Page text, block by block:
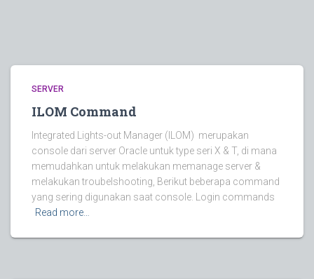
SERVER
ILOM Command
Integrated Lights-out Manager (ILOM) merupakan
console dari server Oracle untuk type seri X & T, di mana
memudahkan untuk melakukan memanage server &
melakukan troubelshooting, Berikut beberapa command
yang sering digunakan saat console. Login commands
Read more…